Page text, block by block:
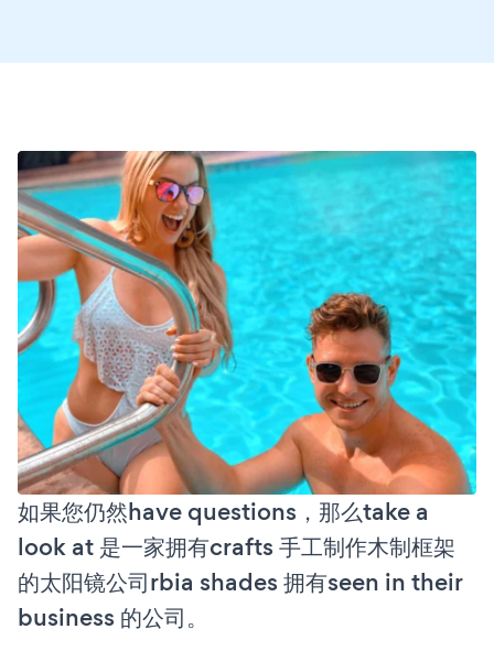
如果您仍然have questions，那么take a
look at 是一家拥有crafts 手工制作木制框架
的太阳镜公司rbia shades 拥有seen in their
business 的公司。